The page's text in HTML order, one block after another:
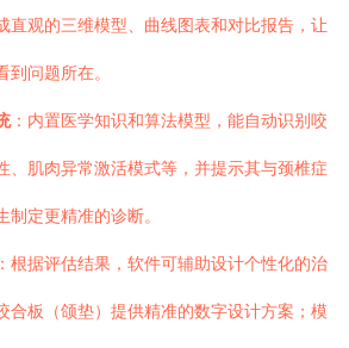
直观的三维模型、曲线图表和对比报告，让
到问题所在。
：内置医学知识和算法模型，能自动识别咬
、肌肉异常激活模式等，并提示其与颈椎症
定更精准的诊断。
：根据评估结果，软件可辅助设计个性化的治
合板（颌垫）提供精准的数字设计方案；模